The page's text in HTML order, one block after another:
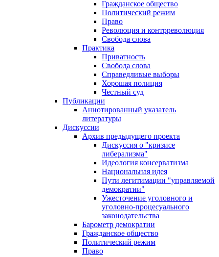
Гражданское общество
Политический режим
Право
Революция и контрреволюция
Свобода слова
Практика
Приватность
Свобода слова
Справедливые выборы
Хорошая полиция
Честный суд
Публикации
Аннотированный указатель
литературы
Дискуссии
Архив предыдущего проекта
Дискуссия о "кризисе
либерализма"
Идеология консерватизма
Национальная идея
Пути легитимации "управляемой
демократии"
Ужесточение уголовного и
уголовно-процесуального
законодательства
Барометр демократии
Гражданское общество
Политический режим
Право